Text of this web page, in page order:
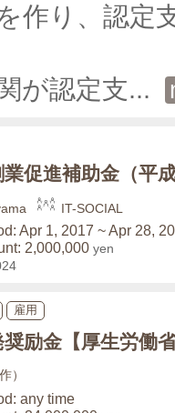
作り、認定
が認定支...
促進補助金（平
IT-SOCIAL
Apr 1, 2017 ~ Apr 28,
2,000,000 yen
雇用
励金【厚生労働
）
any time